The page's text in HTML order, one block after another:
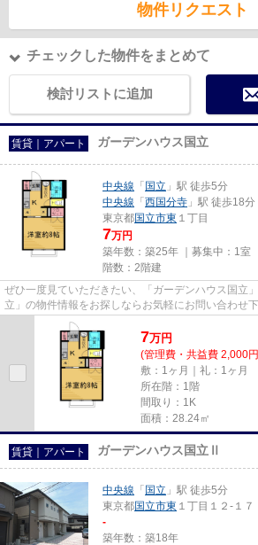
物件リクエスト
チェックした物件をまとめて
検討リストに追加
賃貸｜アパート ガーデンハウス国立
中央線 「 国立 」駅 徒歩5分
中央線 「 西国分寺 」駅 徒歩18分
東京都国立市東 １丁目
7万円
築年数：築25年 ｜募集中： 1室
階数：2階建
ぜひ一度見ていただきたい、「ガーデンハウス国立
立」の物件情報をお探しならお気軽にお問い合わせ
ートです。徒歩5分で駅にアク...
7万円
(管理費・共益費 2,000
敷：1ヶ月｜礼：1ヶ月
所在階：1階
間取り：1K
面積：28.24㎡
賃貸｜アパート ガーデンハウス国立Ⅱ
中央線 「 国立 」駅 徒歩5分
東京都国立市東 １丁目１２-１７
-
築年数：築18年